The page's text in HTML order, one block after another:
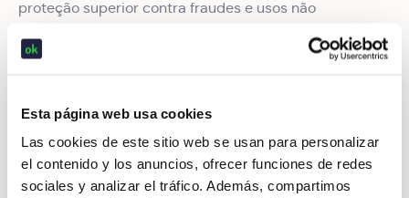
Esta página web usa cookies
Las cookies de este sitio web se usan para personalizar
el contenido y los anuncios, ofrecer funciones de redes
sociales y analizar el tráfico. Además, compartimos
proteção superior contra fraudes e usos não
tradicionais.
Autenticação multifator (MFA) para cada transação